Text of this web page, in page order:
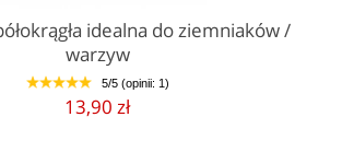
idealna do ziemniaków /
warzyw
1 2 3 4 5 5/5 (opinii: 1)
13,90 zł